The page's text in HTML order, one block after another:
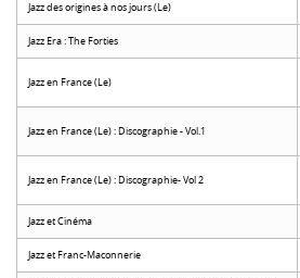
Jazz des origines à nos jours (Le)
Jazz Era : The Forties
Jazz en France (Le)
Jazz en France (Le) : Discographie - Vol.1
Jazz en France (Le) : Discographie- Vol 2
Jazz et Cinéma
Jazz et Franc-Maconnerie